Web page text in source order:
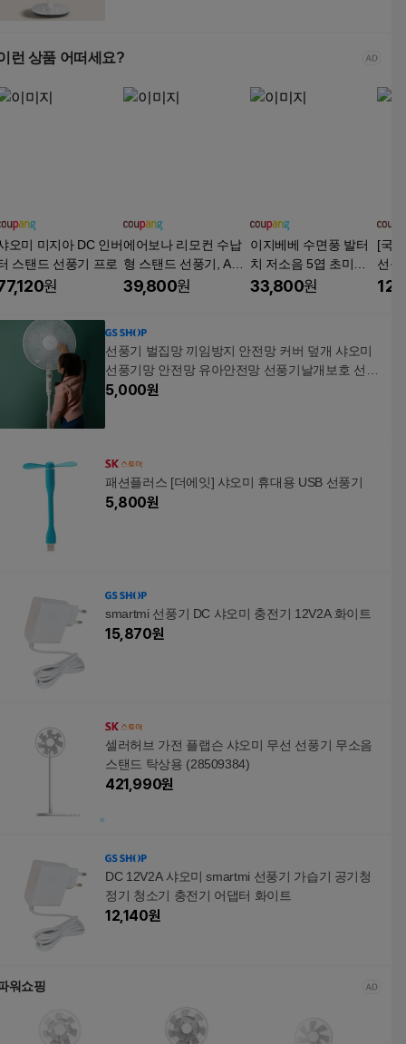
런 상품 어떠세요?
오미 미지아 DC 인버
스탠드 선풍기 프로
원
에어보나 리모컨 수납
형 스탠드 선풍기, AB-
E500FF
39,800원
이지베베 수면풍 발터
치 저소음 5엽 초미풍
선풍기 + 리모컨 세트 3
33,800원
[국
선풍
오미
선풍기 벌집망 끼임방지 안전망 커버 덮개 샤오미
선풍기망 안전망 유아안전망 선풍기날개보호 선풍
기손끼임방지 선풍기덮개 선풍기커버 선풍기망
5,000원
패션플러스 [더에잇] 샤오미 휴대용 USB 선풍기
5,800원
smartmi 선풍기 DC 샤오미 충전기 12V2A 화이트
15,870원
셀러허브 가전 플랩슨 샤오미 무선 선풍기 무소음
스탠드 탁상용 (28509384)
421,990원
DC 12V2A 샤오미 smartmi 선풍기 가습기 공기청
정기 청소기 충전기 어댑터 화이트
12,140원
워쇼핑